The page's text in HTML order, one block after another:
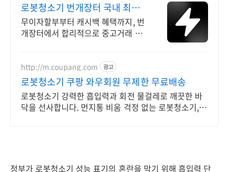
로봇청소기 번개장터 국내 최대
브랜드 중고거래
무이자할부부터 캐시백 혜택까지, 번
개장터에서 합리적으로 중고거래 하
상품 업로드
http://m.coupang.com 광고
로봇청소기 쿠팡 와우회원 무제한 무료배송
로봇청소기 강력한 흡입력과 회전 물걸레로 깨끗한 바
닥을 선사합니다. 먼지통 비움 걱정 없는 로봇청소기,
정부가 로봇청소기 성능 표기의 혼란을 막기 위해 흡입력 단